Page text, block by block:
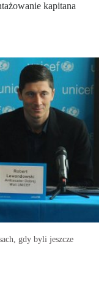
kapitana
gdy byli jeszcze